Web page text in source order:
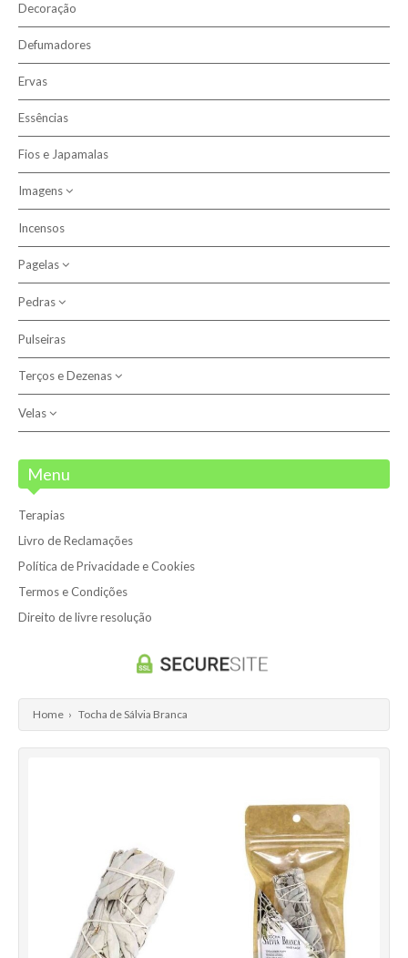
Sobre nós
Decoração
Defumadores
Ervas
Essências
Fios e Japamalas
Imagens
Católicas
Outras
Incensos
Pagelas
Anjo do Signo
Santos
Pedras
Outros
Pedras
Pulseiras
Pulseiras
Terços e Dezenas
Dezenas
Velas
Velas 7 Dias
Velões
Menu
Terapias
Livro de Reclamações
Política de Privacidade e Cookies
Termos e Condições
Direito de livre resolução
Home › Tocha de Sálvia Branca